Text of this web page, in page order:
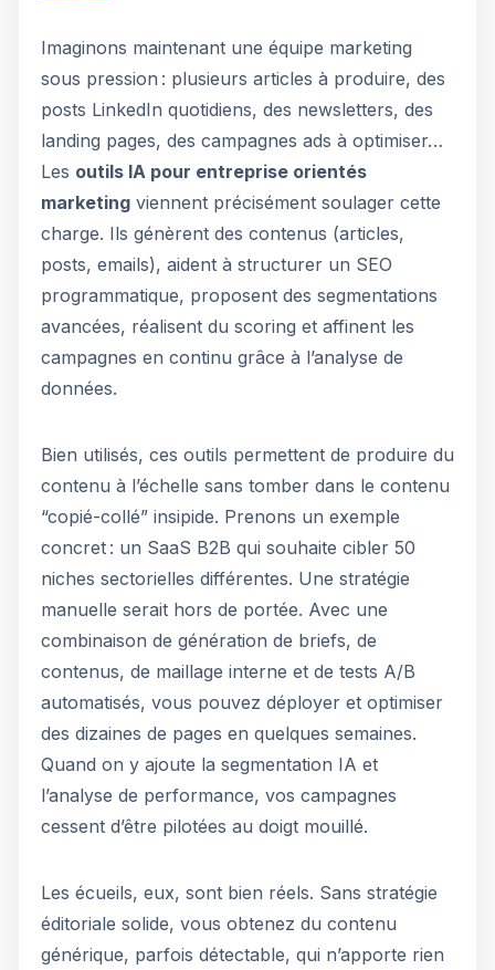
Imaginons maintenant une équipe marketing
sous pression : plusieurs articles à produire, des
posts LinkedIn quotidiens, des newsletters, des
landing pages, des campagnes ads à optimiser…
Les outils IA pour entreprise orientés
marketing viennent précisément soulager cette
charge. Ils génèrent des contenus (articles,
posts, emails), aident à structurer un SEO
programmatique, proposent des segmentations
avancées, réalisent du scoring et affinent les
campagnes en continu grâce à l’analyse de
données.
Bien utilisés, ces outils permettent de produire du
contenu à l’échelle sans tomber dans le contenu
“copié-collé” insipide. Prenons un exemple
concret : un SaaS B2B qui souhaite cibler 50
niches sectorielles différentes. Une stratégie
manuelle serait hors de portée. Avec une
combinaison de génération de briefs, de
contenus, de maillage interne et de tests A/B
automatisés, vous pouvez déployer et optimiser
des dizaines de pages en quelques semaines.
Quand on y ajoute la segmentation IA et
l’analyse de performance, vos campagnes
cessent d’être pilotées au doigt mouillé.
Les écueils, eux, sont bien réels. Sans stratégie
éditoriale solide, vous obtenez du contenu
générique, parfois détectable, qui n’apporte rien